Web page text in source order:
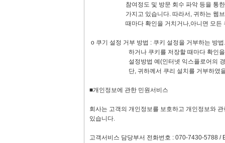
참여정도 및 방문 회수 파악 등을 통한 타켓
가지고 있습니다. 따라서, 귀하는 웹브라우
때마다 확인을 거치거나,아니면 모든 쿠키
ο 쿠기 설정 거부 방법 : 쿠키 설정을 거부하는 방
하거나 쿠키를 저장할 때마다 확인을 거치
설정방법 예(인터넷 익스플로어의 경우) :
단, 귀하께서 쿠리 설치를 거부하였을 경
■개인정보에 관한 민원서비스
회사는 고객의 개인정보를 보호하고 개인정보와
있습니다.
고객서비스 담당부서 전화번호 : 070-7430-5788 /